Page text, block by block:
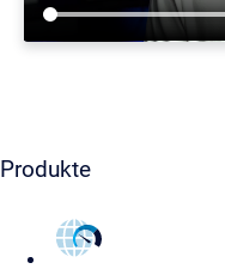
Produkte